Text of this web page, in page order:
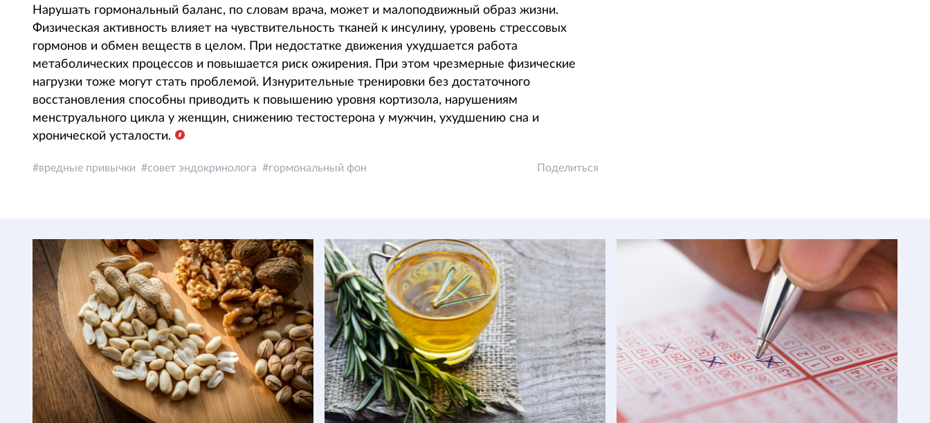
Нарушать гормональный баланс, по словам врача, может и малоподвижный образ жизни.
Физическая активность влияет на чувствительность тканей к инсулину, уровень стрессовых
гормонов и обмен веществ в целом. При недостатке движения ухудшается работа
метаболических процессов и повышается риск ожирения. При этом чрезмерные физические
нагрузки тоже могут стать проблемой. Изнурительные тренировки без достаточного
восстановления способны приводить к повышению уровня кортизола, нарушениям
менструального цикла у женщин, снижению тестостерона у мужчин, ухудшению сна и
хронической усталости.
вредные привычки совет эндокринолога гормональный фон Поделиться